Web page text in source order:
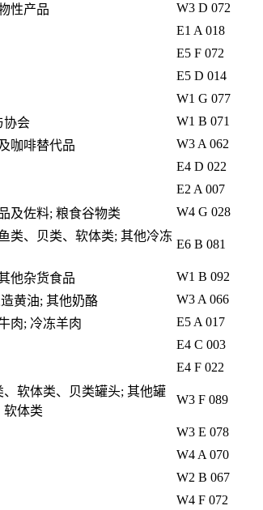
性产品
W3 D 072
E1 A 018
E5 F 072
E5 D 014
W1 G 077
协会
W1 B 071
咖啡替代品
W3 A 062
E4 D 022
E2 A 007
及佐料; 粮食谷物类 W4 G 028
类、贝类、软体类; 其他冷冻
E6 B 081
他杂货食品
W1 B 092
黄油; 其他奶酪
W3 A 066
肉; 冷冻羊肉
E5 A 017
E4 C 003
E4 F 022
软体类、贝类罐头; 其他罐
软体类
W3 F 089
W3 E 078
W4 A 070
W2 B 067
W4 F 072